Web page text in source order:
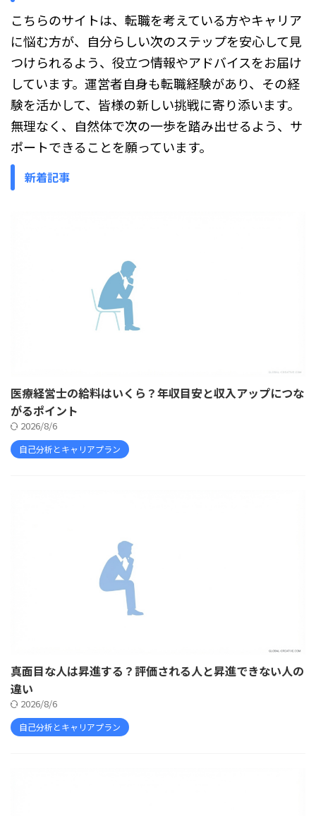
こちらのサイトは、転職を考えている方やキャリア
に悩む方が、自分らしい次のステップを安心して見
つけられるよう、役立つ情報やアドバイスをお届け
しています。運営者自身も転職経験があり、その経
験を活かして、皆様の新しい挑戦に寄り添います。
無理なく、自然体で次の一歩を踏み出せるよう、サ
ポートできることを願っています。
新着記事
医療経営士の給料はいくら？年収目安と収入アップにつな
がるポイント
2026/8/6
自己分析とキャリアプラン
真面目な人は昇進する？評価される人と昇進できない人の
違い
2026/8/6
自己分析とキャリアプラン